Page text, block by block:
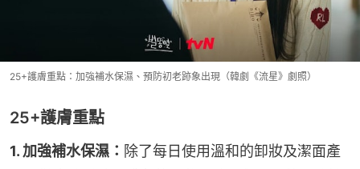
25+護膚重點：加強補水保濕、預防初老跡象出現（韓劇《流星》劇照）
25+護膚重點
1. 加強補水保濕： 除了每日使用溫和的卸妝及潔面產